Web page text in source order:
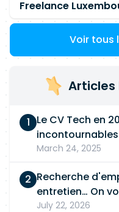
Freelance
Voir tous
Articles
Le CV Tech en
incontournables
March 24, 2025
Recherche
entretien… On
July 22, 2026